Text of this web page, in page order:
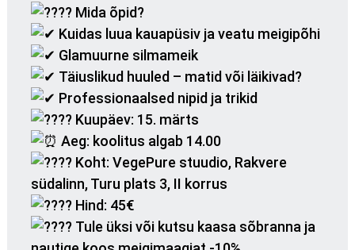
Mida õpid?
Kuidas luua kauapüsiv ja veatu meigipõhi
Glamuurne silmameik
Täiuslikud huuled – matid või läikivad?
Professionaalsed nipid ja trikid
Kuupäev: 15. märts
Aeg: koolitus algab 14.00
Koht: VegePure stuudio, Rakvere
südalinn, Turu plats 3, II korrus
Hind: 45€
Tule üksi või kutsu kaasa sõbranna ja